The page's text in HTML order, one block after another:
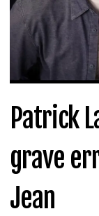
Patrick
grave
Jean